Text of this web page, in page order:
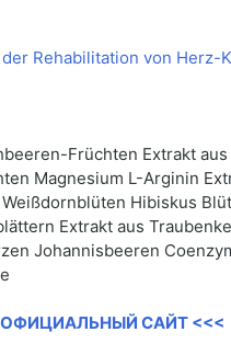
Früchten Extrakt aus
Magnesium L-Arginin
Hibiskus
Extrakt aus
Johannisbeeren
ОФИЦИАЛЬНЫЙ САЙТ <<<